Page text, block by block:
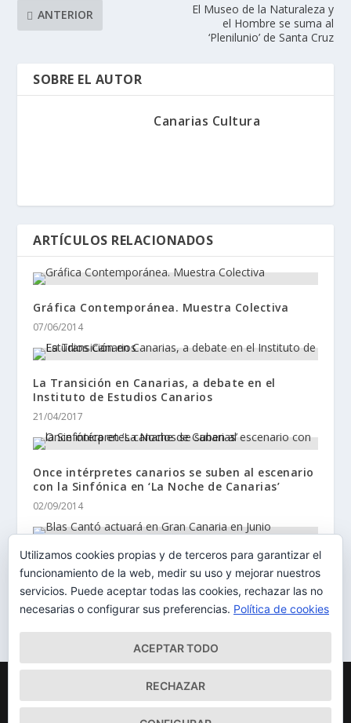
ANTERIOR
El Museo de la Naturaleza y
el Hombre se suma al
‘Plenilunio’ de Santa Cruz
SOBRE EL AUTOR
Canarias Cultura
ARTÍCULOS RELACIONADOS
Gráfica Contemporánea. Muestra Colectiva
07/06/2014
La Transición en Canarias, a debate en el
Instituto de Estudios Canarios
21/04/2017
Once intérpretes canarios se suben al escenario
con la Sinfónica en ‘La Noche de Canarias’
02/09/2014
Blas Cantó actuará en Gran Canaria en Junio
11/04/2018
Elegant Themes| Desarrollado por
Mapa del Sitio Aviso Legal
Política de cookies
Utilizamos cookies propias y de terceros para garantizar el
funcionamiento de la web, medir su uso y mejorar nuestros
servicios. Puede aceptar todas las cookies, rechazar las no
necesarias o configurar sus preferencias. Política de cookies
ACEPTAR TODO
RECHAZAR